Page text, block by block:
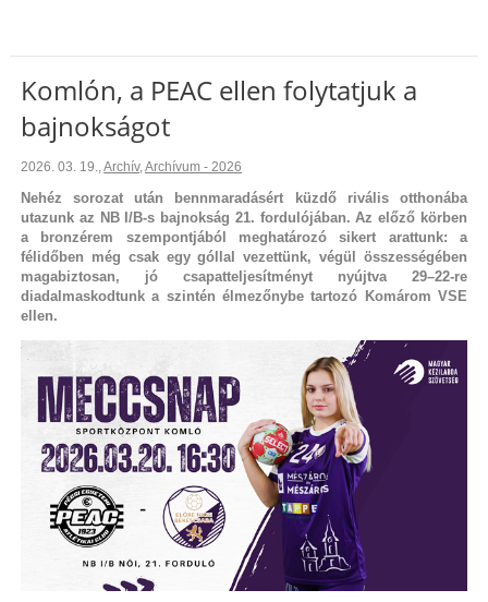
Komlón, a PEAC ellen folytatjuk a
bajnokságot
2026. 03. 19. Archív, Archívum - 2026
Nehéz sorozat után bennmaradásért küzdő rivális otthonába
utazunk az NB I/B-s bajnokság 21. fordulójában. Az előző körben
a bronzérem szempontjából meghatározó sikert arattunk: a
félidőben még csak egy góllal vezettünk, végül összességében
magabiztosan, jó csapatteljesítményt nyújtva 29–22-re
diadalmaskodtunk a szintén élmezőnybe tartozó Komárom VSE
ellen.